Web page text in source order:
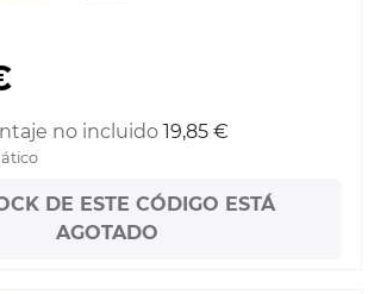
no incluido 19,85 €
DE ESTE CÓDIGO ESTÁ
AGOTADO